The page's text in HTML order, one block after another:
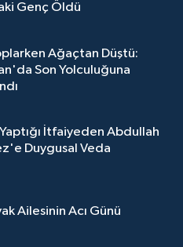
Genç Öldü
Ağaçtan Düştü:
Son Yolculuğuna
İtfaiyeden Abdullah
Duygusal Veda
Ailesinin Acı Günü